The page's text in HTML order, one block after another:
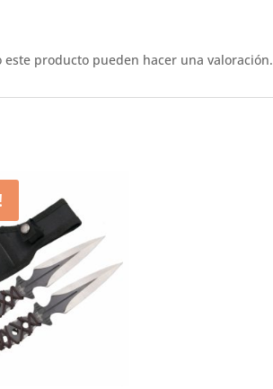
producto pueden hacer una valoración.